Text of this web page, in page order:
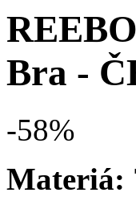
Bra -
-58%
Materiá: